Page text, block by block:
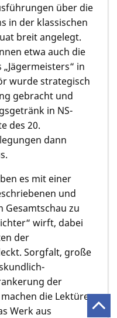
über die
in der klassischen
breit angelegt.
etwa auch die
in
wurde strategisch
gebracht und
in NS-
des 20.
dann
es mit einer
und
Gesamtschau zu
wirft, dabei
der
Sorgfalt, große
der
die Lektüre
Werk aus